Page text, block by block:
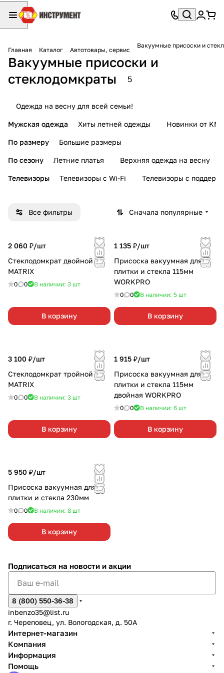
Главная Каталог Автотовары, сервис
Вакуумные присоски и
Вакуумные присоски и
стеклодомкраты
5
Одежда на весну для всей семьи!
Мужская одежда Хиты летней одежды Новинки от KMI
По размеру Большие размеры
По сезону Летние платья Верхняя одежда на весну
Телевизоры Телевизоры с Wi-Fi Телевизоры с
Все фильтры Сначала популярные
2 060 ₽/шт
Стеклодомкрат двойной
MATRIX
0 0 В наличии: 3 шт
В корзину
1 135 ₽/шт
Присоска вакуумная для
плитки и стекла 115мм
WORKPRO
0 0 В наличии: 5 шт
В корзину
3 100 ₽/шт
Стеклодомкрат тройной
MATRIX
0 0 В наличии: 3 шт
В корзину
1 915 ₽/шт
Присоска вакуумная для
плитки и стекла 115мм
двойная WORKPRO
0 0 В наличии: 6 шт
В корзину
5 950 ₽/шт
Присоска вакуумная для
плитки и стекла 230мм
0 0 В наличии: 8 шт
В корзину
Подписаться на новости и акции
8 (800) 550-36-38
inbenzo35@list.ru
г. Череповец, ул. Вологодская, д. 50А
Интернет-магазин
Компания
Информация
Помощь